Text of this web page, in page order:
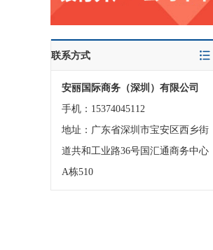
联系方式
安丽国际商务（深圳）有限公司
手机：15374045112
地址：广东省深圳市宝安区西乡街
道共和工业路36号国汇通商务中心
A栋510